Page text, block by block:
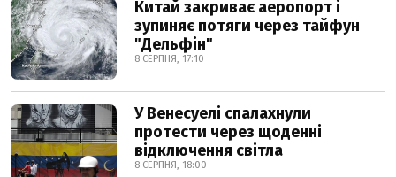
Китай закриває аеропорт і
зупиняє потяги через тайфун
"Дельфін"
8 СЕРПНЯ, 17:10
У Венесуелі спалахнули
протести через щоденні
відключення світла
8 СЕРПНЯ, 18:00